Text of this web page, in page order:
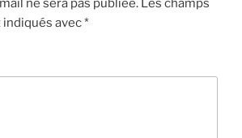
ne sera pas publiée. Les champs
avec*